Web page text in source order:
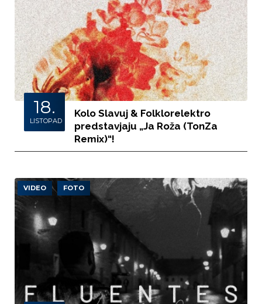
18.
LISTOPAD
Kolo Slavuj & Folklorelektro
predstavjaju „Ja Roža (TonZa
Remix)“!
VIDEO FOTO